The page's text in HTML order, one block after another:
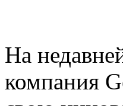
На
компания